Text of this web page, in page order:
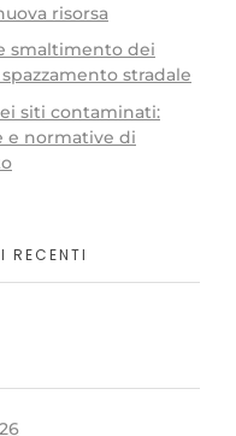
risorsa
smaltimento dei
stradale
siti contaminati:
e normative di
RECENTI